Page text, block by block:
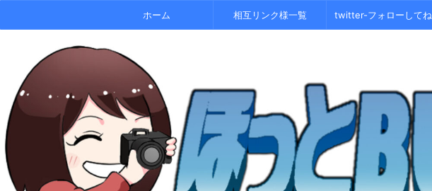
ホーム 相互リンク様一覧 twitter-フォローしてね